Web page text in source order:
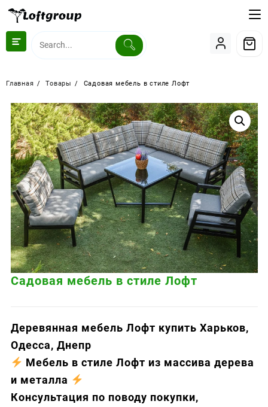
содержимому
Главная Товары Садовая мебель в стиле Лофт
Садовая мебель в стиле Лофт
Деревянная мебель Лофт купить Харьков,
Одесса, Днепр
Мебель в стиле Лофт из массива дерева
и металла
Консультация по поводу покупки,